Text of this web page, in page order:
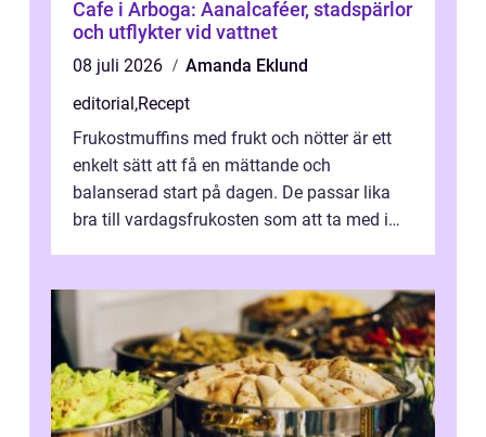
Cafe i Arboga: Aanalcaféer, stadspärlor
och utflykter vid vattnet
08 juli 2026
Amanda Eklund
editorial,Recept
Frukostmuffins med frukt och nötter är ett
enkelt sätt att få en mättande och
balanserad start på dagen. De passar lika
bra till vardagsfrukosten som att ta med i